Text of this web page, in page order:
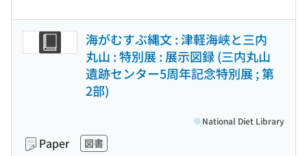
海がむすぶ縄文 : 津軽海峡と三内
丸山 : 特別展 : 展示図録 (三内丸山
遺跡センター5周年記念特別展 ; 第
2部)
Paper 図書
National Diet Library